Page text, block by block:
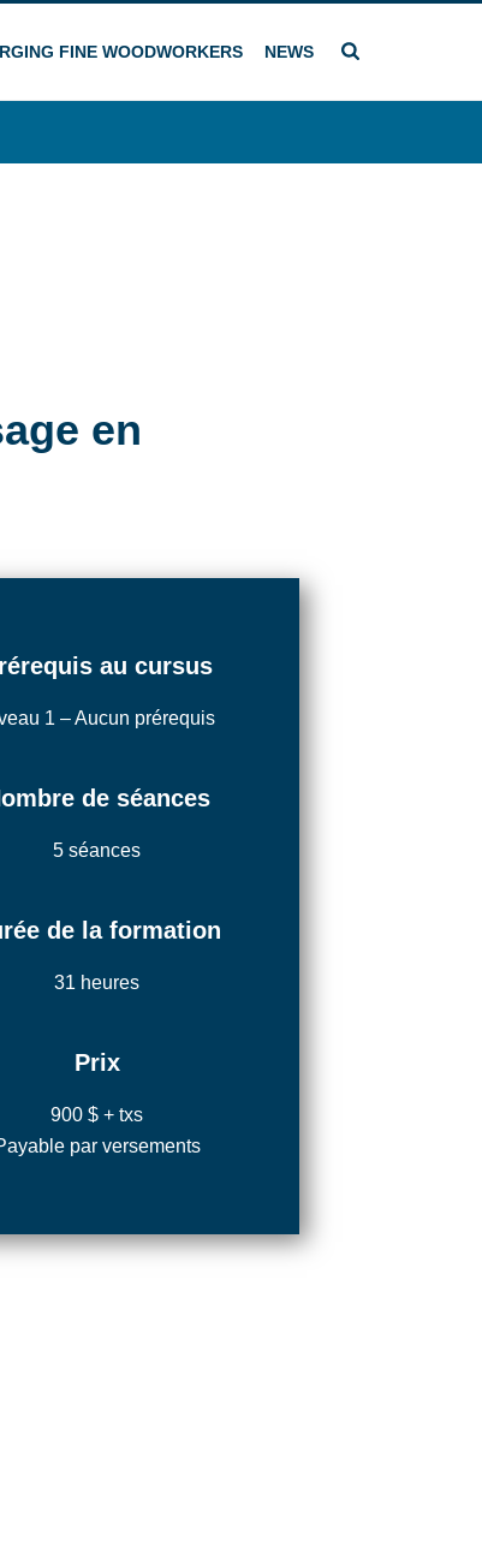
FINE WOODWORKERS NEWS
en
au cursus
1 – Aucun prérequis
de séances
5 séances
de la formation
31 heures
Prix
900 $ + txs
par versements